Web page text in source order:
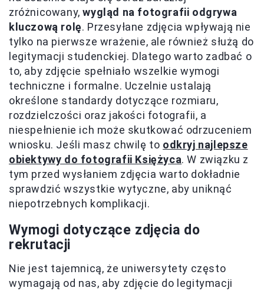
zróżnicowany,wygląd na fotografii odgrywa
kluczową rolę. Przesyłane zdjęcia wpływają nie
tylko na pierwsze wrażenie, ale również służą do
legitymacji studenckiej. Dlatego warto zadbać o
to, aby zdjęcie spełniało wszelkie wymogi
techniczne i formalne. Uczelnie ustalają
określone standardy dotyczące rozmiaru,
rozdzielczości oraz jakości fotografii, a
niespełnienie ich może skutkować odrzuceniem
wniosku. Jeśli masz chwilę to odkryj najlepsze
obiektywy do fotografii Księżyca. W związku z
tym przed wysłaniem zdjęcia warto dokładnie
sprawdzić wszystkie wytyczne, aby uniknąć
niepotrzebnych komplikacji.
Wymogi dotyczące zdjęcia do
rekrutacji
Nie jest tajemnicą, że uniwersytety często
wymagają od nas, aby zdjęcie do legitymacji